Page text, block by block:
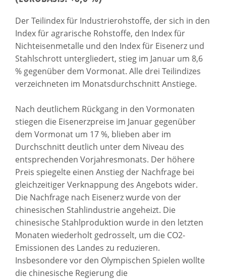
Der Teilindex für Industrierohstoffe, der sich in den
Index für agrarische Rohstoffe, den Index für
Nichteisenmetalle und den Index für Eisenerz und
Stahlschrott untergliedert, stieg im Januar um 8,6
% gegenüber dem Vormonat. Alle drei Teilindizes
verzeichneten im Monatsdurchschnitt Anstiege.
Nach deutlichem Rückgang in den Vormonaten
stiegen die Eisenerzpreise im Januar gegenüber
dem Vormonat um 17 %, blieben aber im
Durchschnitt deutlich unter dem Niveau des
entsprechenden Vorjahresmonats. Der höhere
Preis spiegelte einen Anstieg der Nachfrage bei
gleichzeitiger Verknappung des Angebots wider.
Die Nachfrage nach Eisenerz wurde von der
chinesischen Stahlindustrie angeheizt. Die
chinesische Stahlproduktion wurde in den letzten
Monaten wiederholt gedrosselt, um die CO2-
Emissionen des Landes zu reduzieren.
Insbesondere vor den Olympischen Spielen wollte
die chinesische Regierung die